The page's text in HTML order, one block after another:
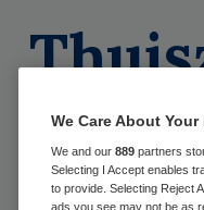
We Care About Your
We and our 889 partners
Selecting I Accept enables
to provide. Selecting Reject
ads you see may not be as